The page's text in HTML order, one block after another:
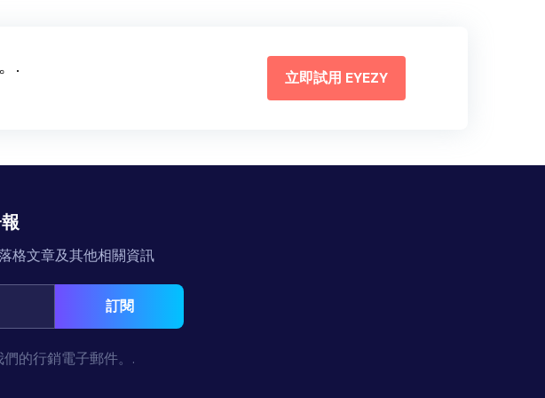
.
立即試用 EYEZY
格文章及其他相關資訊
訂閱
的行銷電子郵件。.